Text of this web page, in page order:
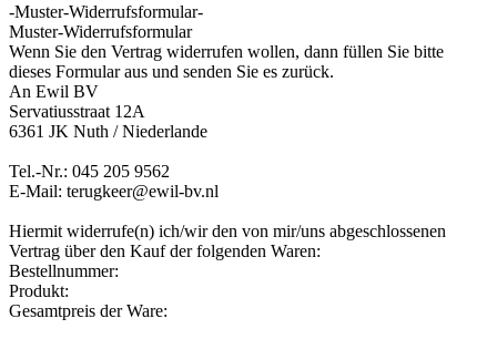
-Muster-Widerrufsformular-
Muster-Widerrufsformular
Wenn Sie den Vertrag widerrufen wollen, dann füllen Sie bitte
dieses Formular aus und senden Sie es zurück.
An Ewil BV
Servatiusstraat 12A
6361 JK Nuth / Niederlande
Tel.-Nr.: 045 205 9562
E-Mail: terugkeer@ewil-bv.nl
Hiermit widerrufe(n) ich/wir den von mir/uns abgeschlossenen
Vertrag über den Kauf der folgenden Waren:
Bestellnummer:
Produkt:
Gesamtpreis der Ware: